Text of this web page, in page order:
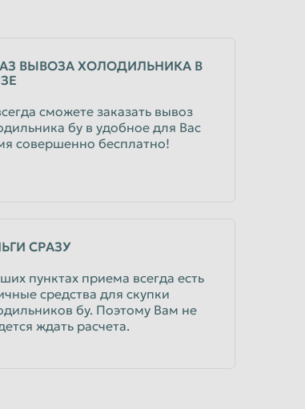
ВЫВОЗА ХОЛОДИЛЬНИКА В
сможете заказать вывоз
бу в удобное для Вас
совершенно бесплатно!
СРАЗУ
пунктах приема всегда есть
средства для скупки
бу. Поэтому Вам не
ждать расчета.